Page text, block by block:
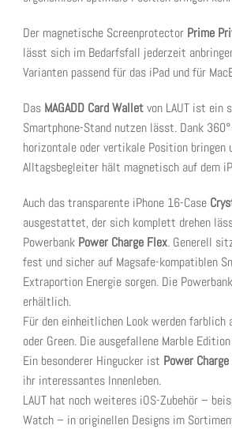
Der magnetische Screenprotector Prime
lässt sich im Bedarfsfall jederzeit
Varianten passend für das iPad und für
Das MAGADD Card Walletvon LAUT ist ein
Smartphone-Stand nutzen lässt. Dank
horizontale oder vertikale Position bringen
Alltagsbegleiter hält magnetisch auf dem
Auch das transparente iPhone 16-Case
ausgestattet, der sich komplett drehen
Powerbank Power Charge Flex. Generell
fest und sicher auf Magsafe-kompatiblen
Extraportion Energie sorgen. Die
erhältlich.
Für den einheitlichen Look werden farblich
oder Green. Die ausgefallene Marble
Ein besonderer Hingucker ist Power
ihr interessantes Innenleben.
LAUT hat noch weiteres iOS-Zubehör –
Watch – in originellen Designs im